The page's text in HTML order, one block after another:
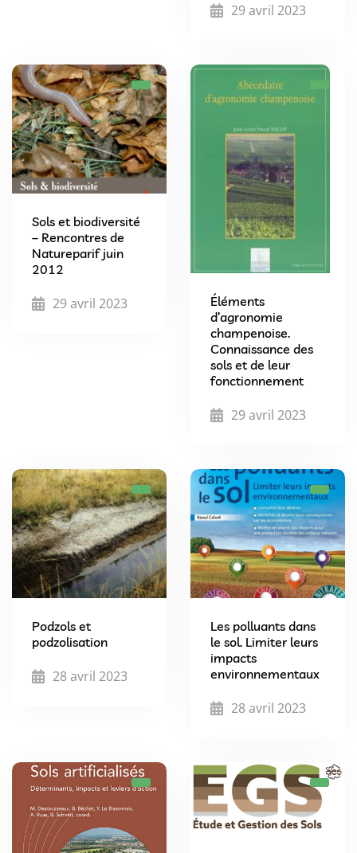
29 avril 2023
Sols et biodiversité
– Rencontres de
Natureparif juin
2012
29 avril 2023
Éléments
d’agronomie
champenoise.
Connaissance des
sols et de leur
fonctionnement
29 avril 2023
Podzols et
podzolisation
28 avril 2023
Les polluants dans
le sol. Limiter leurs
impacts
environnementaux
28 avril 2023